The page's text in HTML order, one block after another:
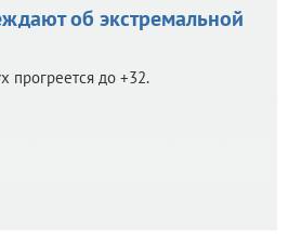
об экстремальной
прогреется до +32.